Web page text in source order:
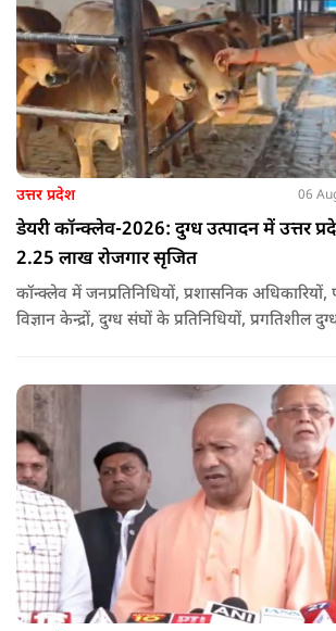
उत्तर प्रदेश 06
डेयरी कॉन्क्लेव-2026: दुग्ध उत्पादन में उत्तर
2.25 लाख रोजगार सृजित
कॉन्क्लेव में जनप्रतिनिधियों, प्रशासनिक
विज्ञान केन्द्रों, दुग्ध संघों के प्रतिनिधियों, प्रगतिशील